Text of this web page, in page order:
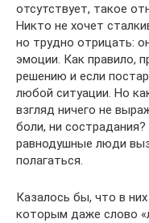
отсутствует, такое
Никто не хочет
но трудно отрицать:
эмоции. Как правило,
решению и если
любой ситуации. Но
взгляд ничего не
боли, ни
равнодушные люди
полагаться.
Казалось бы, что в
которым даже слово